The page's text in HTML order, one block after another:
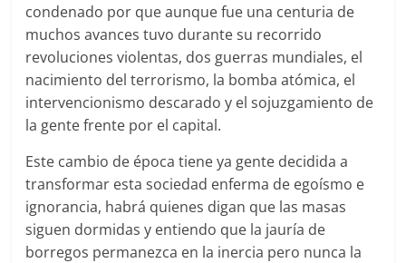
condenado por que aunque fue una centuria de
muchos avances tuvo durante su recorrido
revoluciones violentas, dos guerras mundiales, el
nacimiento del terrorismo, la bomba atómica, el
intervencionismo descarado y el sojuzgamiento de
la gente frente por el capital.
Este cambio de época tiene ya gente decidida a
transformar esta sociedad enferma de egoísmo e
ignorancia, habrá quienes digan que las masas
siguen dormidas y entiendo que la jauría de
borregos permanezca en la inercia pero nunca la